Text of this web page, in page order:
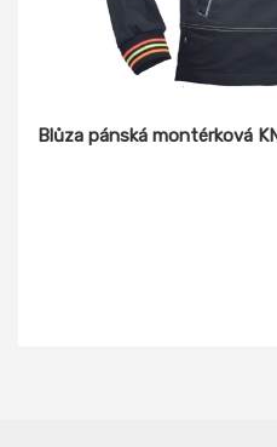
Blůza pánská montérková